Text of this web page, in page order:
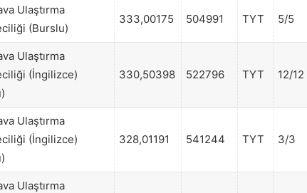
Ulaştırma
(Burslu)
333,00175 504991 TYT 5/5
Ulaştırma
(İngilizce)
330,50398 522796 TYT 12/12
Ulaştırma
(İngilizce)
328,01191 541244 TYT 3/3
Ulaştırma